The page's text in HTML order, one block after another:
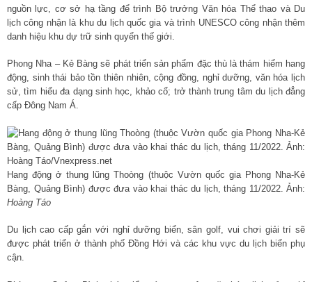
nguồn lực, cơ sở hạ tầng để trình Bộ trưởng Văn hóa Thể thao và Du
lịch công nhận là khu du lịch quốc gia và trình UNESCO công nhận thêm
danh hiệu khu dự trữ sinh quyển thế giới.
Phong Nha – Kẻ Bàng sẽ phát triển sản phẩm đặc thù là thám hiểm hang
động, sinh thái bảo tồn thiên nhiên, cộng đồng, nghỉ dưỡng, văn hóa lịch
sử, tìm hiểu đa dạng sinh học, khảo cổ; trở thành trung tâm du lịch đẳng
cấp Đông Nam Á.
Hang động ở thung lũng Thoòng (thuộc Vườn quốc gia Phong Nha-Kẻ
Bàng, Quảng Bình) được đưa vào khai thác du lịch, tháng 11/2022. Ảnh:
Hoàng Táo
Du lịch cao cấp gắn với nghỉ dưỡng biển, sân golf, vui chơi giải trí sẽ
được phát triển ở thành phố Đồng Hới và các khu vực du lịch biển phụ
cận.